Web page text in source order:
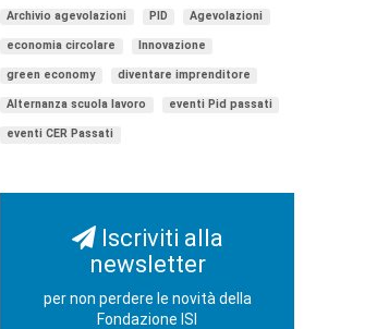
Archivio agevolazioni PID Agevolazioni
economia circolare Innovazione
green economy diventare imprenditore
Alternanza scuola lavoro eventi Pid passati
eventi CER Passati
Iscriviti alla
newsletter
per non perdere le novità della
Fondazione ISI